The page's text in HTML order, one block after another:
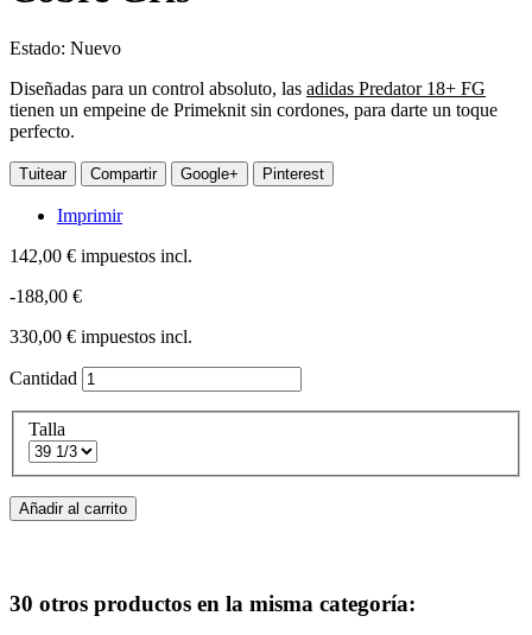
Estado: Nuevo
Diseñadas para un control absoluto, las adidas Predator 18+ FG
tienen un empeine de Primeknit sin cordones, para darte un toque
perfecto.
Tuitear Compartir Google+ Pinterest
Imprimir
142,00 € impuestos incl.
-188,00 €
330,00 € impuestos incl.
Cantidad
Talla
Añadir al carrito
30 otros productos en la misma categoría: